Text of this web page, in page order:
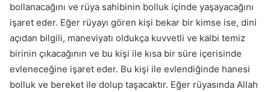
bollanacağını ve rüya sahibinin bolluk içinde yaşayacağını
işaret eder. Eğer rüyayı gören kişi bekar bir kimse ise, dini
açıdan bilgili, maneviyatı oldukça kuvvetli ve kalbi temiz
birinin çıkacağının ve bu kişi ile kısa bir süre içerisinde
evleneceğine işaret eder. Bu kişi ile evlendiğinde hanesi
bolluk ve bereket ile dolup taşacaktır. Eğer rüyasında Allah